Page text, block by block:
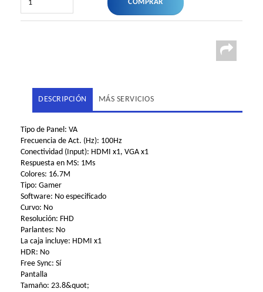
DESCRIPCIÓN MÁS SERVICIOS
Tipo de Panel: VA
Frecuencia de Act. (Hz): 100Hz
Conectividad (Input): HDMI x1, VGA x1
Respuesta en MS: 1Ms
Colores: 16.7M
Tipo: Gamer
Software: No especificado
Curvo: No
Resolución: FHD
Parlantes: No
La caja incluye: HDMI x1
HDR: No
Free Sync: Sí
Pantalla
Tamaño: 23.8&quot;